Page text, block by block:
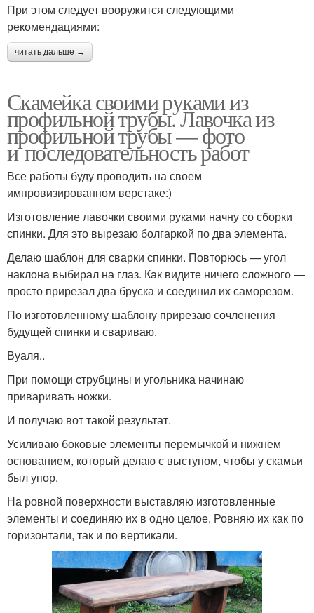
При этом следует вооружится следующими
рекомендациями:
читать дальше →
Скамейка своими руками из
профильной трубы. Лавочка из
профильной трубы — фото
и последовательность работ
Все работы буду проводить на своем
импровизированном верстаке:)
Изготовление лавочки своими руками начну со сборки
спинки. Для это вырезаю болгаркой по два элемента.
Делаю шаблон для сварки спинки. Повторюсь — угол
наклона выбирал на глаз. Как видите ничего сложного —
просто прирезал два бруска и соединил их саморезом.
По изготовленному шаблону прирезаю сочленения
будущей спинки и свариваю.
Вуаля..
При помощи струбцины и угольника начинаю
приваривать ножки.
И получаю вот такой результат.
Усиливаю боковые элементы перемычкой и нижнем
основанием, который делаю с выступом, чтобы у скамьи
был упор.
На ровной поверхности выставляю изготовленные
элементы и соединяю их в одно целое. Ровняю их как по
горизонтали, так и по вертикали.